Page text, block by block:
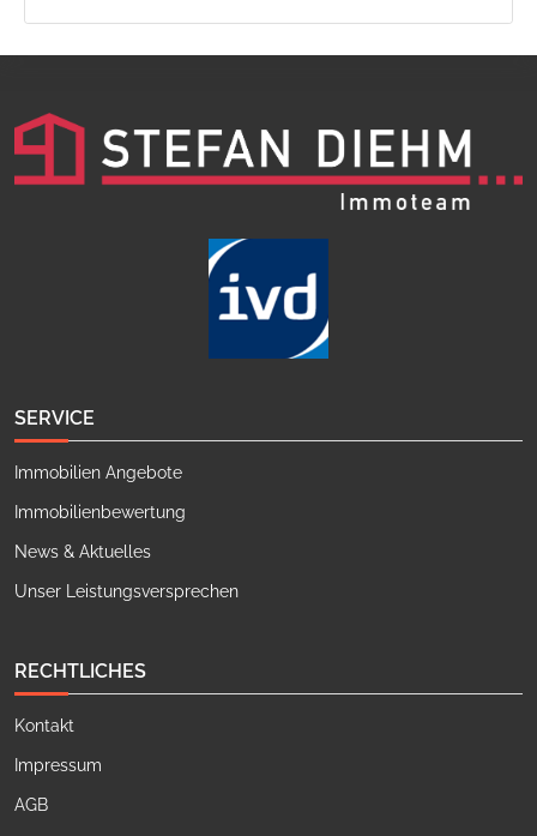
SERVICE
Immobilien Angebote
Immobilienbewertung
News & Aktuelles
Unser Leistungsversprechen
RECHTLICHES
Kontakt
Impressum
AGB